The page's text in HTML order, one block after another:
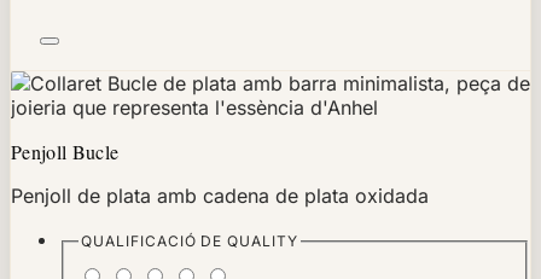
Penjoll Bucle
Penjoll de plata amb cadena de plata oxidada
QUALIFICACIÓ DEQUALITY